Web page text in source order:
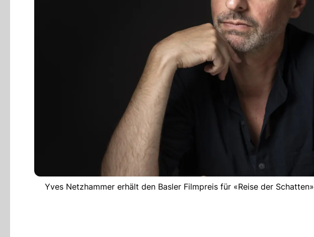
Yves Netzhammer erhält den Basler Filmpreis für «Reise der